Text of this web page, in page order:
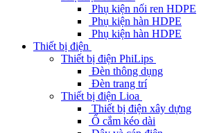
Phụ kiện nối ren HDPE
Phụ kiện hàn HDPE
Phụ kiện hàn HDPE
Thiết bị điện
Thiết bị điện PhiLips
Đèn thông dụng
Đèn trang trí
Thiết bị điện Lioa
Thiết bị điện xây dựng
Ổ cắm kéo dài